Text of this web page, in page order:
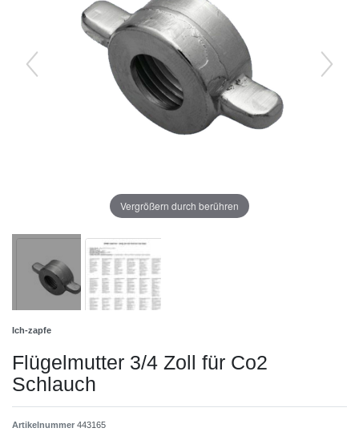
Vergrößern durch berühren
Ich-zapfe
Flügelmutter 3/4 Zoll für Co2
Schlauch
Artikelnummer 443165